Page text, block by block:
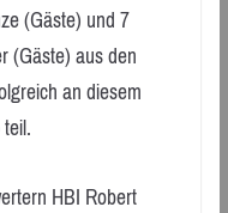
(Gäste) und 7
(Gäste) aus den
an diesem
HBI Robert